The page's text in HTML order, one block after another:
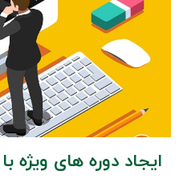
ایجاد دوره های ویژه